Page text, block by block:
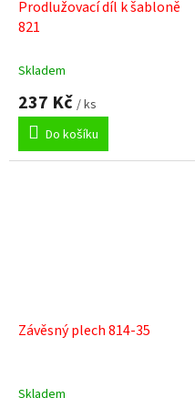
Prodlužovací díl k šabloně
821
Skladem
237 Kč / ks
Do košíku
Závěsný plech 814-35
Skladem